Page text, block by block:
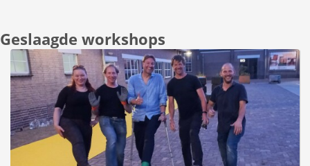
Geslaagde workshops